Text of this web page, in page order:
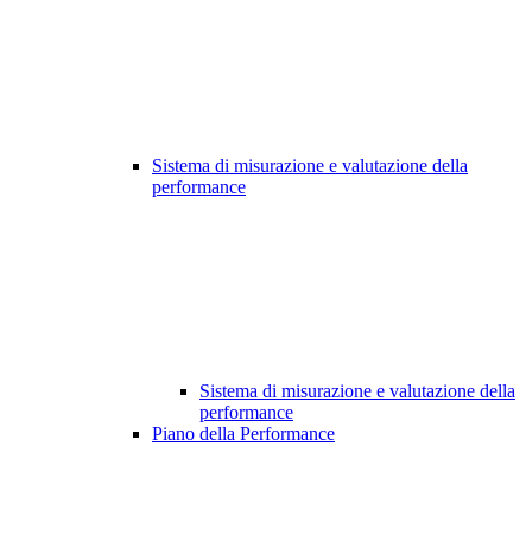
Sistema di misurazione e valutazione della
performance
Sistema di misurazione e valutazione della
performance
Piano della Performance